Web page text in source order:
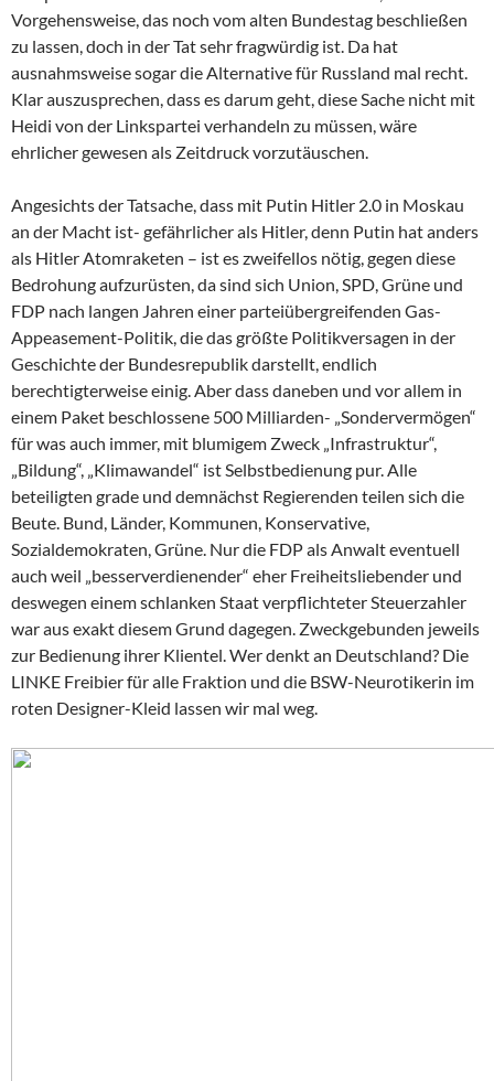
Vorgehensweise, das noch vom alten Bundestag beschließen
zu lassen, doch in der Tat sehr fragwürdig ist. Da hat
ausnahmsweise sogar die Alternative für Russland mal recht.
Klar auszusprechen, dass es darum geht, diese Sache nicht mit
Heidi von der Linkspartei verhandeln zu müssen, wäre
ehrlicher gewesen als Zeitdruck vorzutäuschen.
Angesichts der Tatsache, dass mit Putin Hitler 2.0 in Moskau
an der Macht ist- gefährlicher als Hitler, denn Putin hat anders
als Hitler Atomraketen – ist es zweifellos nötig, gegen diese
Bedrohung aufzurüsten, da sind sich Union, SPD, Grüne und
FDP nach langen Jahren einer parteiübergreifenden Gas-
Appeasement-Politik, die das größte Politikversagen in der
Geschichte der Bundesrepublik darstellt, endlich
berechtigterweise einig. Aber dass daneben und vor allem in
einem Paket beschlossene 500 Milliarden- „Sondervermögen“
für was auch immer, mit blumigem Zweck „Infrastruktur“,
„Bildung“, „Klimawandel“ ist Selbstbedienung pur. Alle
beteiligten grade und demnächst Regierenden teilen sich die
Beute. Bund, Länder, Kommunen, Konservative,
Sozialdemokraten, Grüne. Nur die FDP als Anwalt eventuell
auch weil „besserverdienender“ eher Freiheitsliebender und
deswegen einem schlanken Staat verpflichteter Steuerzahler
war aus exakt diesem Grund dagegen. Zweckgebunden jeweils
zur Bedienung ihrer Klientel. Wer denkt an Deutschland? Die
LINKE Freibier für alle Fraktion und die BSW-Neurotikerin im
roten Designer-Kleid lassen wir mal weg.